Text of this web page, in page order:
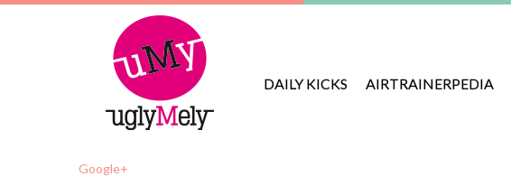
DAILY KICKS AIRTRAINERPEDIA
Google+